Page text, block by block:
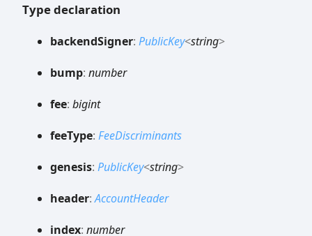
Type declaration
backendSigner: PublicKey<string>
bump: number
fee: bigint
feeType: FeeDiscriminants
genesis: PublicKey<string>
header:AccountHeader
index: number